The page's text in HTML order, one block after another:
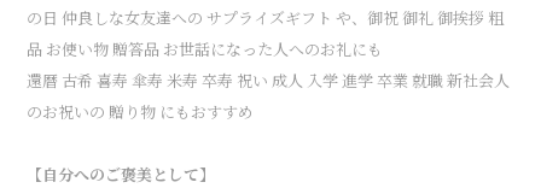
の日 仲良しな女友達への サプライズギフト や、御祝 御礼 御挨拶 粗
品 お使い物 贈答品 お世話になった人へのお礼にも
還暦 古希 喜寿 傘寿 米寿 卒寿 祝い 成人 入学 進学 卒業 就職 新社会人
のお祝いの 贈り物 にもおすすめ
【自分へのご褒美として】